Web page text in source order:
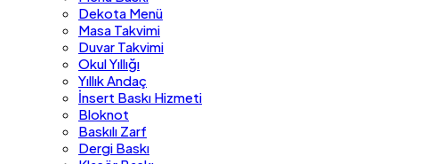
Dekota Menü
Masa Takvimi
Duvar Takvimi
Okul Yıllığı
Yıllık Andaç
İnsert Baskı Hizmeti
Bloknot
Baskılı Zarf
Dergi Baskı